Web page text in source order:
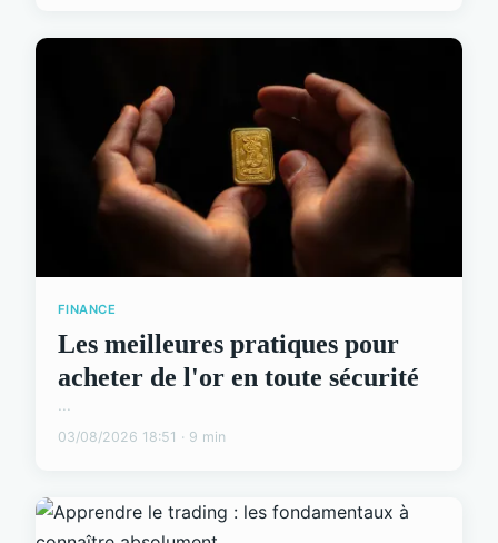
FINANCE
Les meilleures pratiques pour
acheter de l'or en toute sécurité
...
03/08/2026 18:51 · 9 min